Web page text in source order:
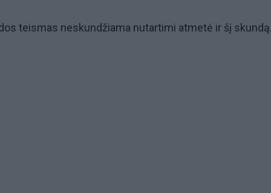
teismas neskundžiama nutartimi atmetė ir šį